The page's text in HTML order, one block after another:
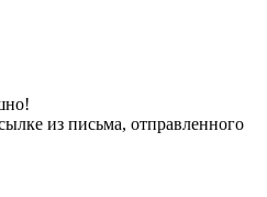
из письма, отправленного